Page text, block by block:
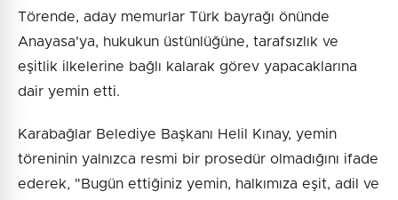
Törende, aday memurlar Türk bayrağı önünde
Anayasa'ya, hukukun üstünlüğüne, tarafsızlık ve
eşitlik ilkelerine bağlı kalarak görev yapacaklarına
dair yemin etti.
Karabağlar Belediye Başkanı Helil Kınay, yemin
töreninin yalnızca resmi bir prosedür olmadığını ifade
ederek, "Bugün ettiğiniz yemin, halkımıza eşit, adil ve